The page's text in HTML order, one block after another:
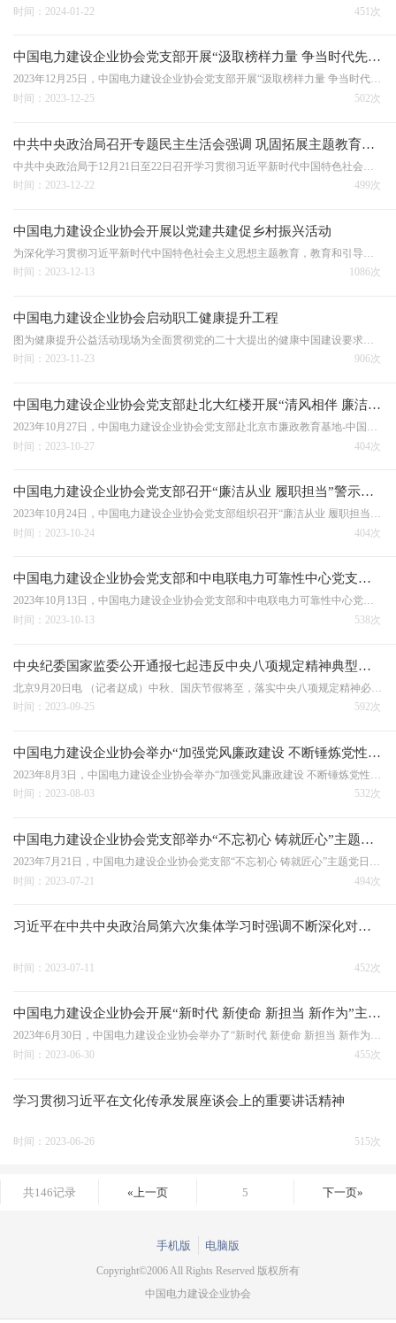
451次
时间：2024-01-22
中国电力建设企业协会党支部开展“汲取榜样力量 争当时代先锋”主题党日活动
2023年12月25日，中国电力建设企业协会党支部开展“汲取榜样力量 争当时代先锋”主题党日活动。中国电力建设企业协会会长、书记王思强主持会议并讲话，常务副会长、副书记、纪检委员王军，秘书长、组织委员祝慧萍，副秘书长白林杰及全体党员干部职工参加会议。会议传达了…
502次
时间：2023-12-25
中共中央政治局召开专题民主生活会强调 巩固拓展主题教育成果 为强国建设民族复兴伟业汇聚强大力量 中共中央总书记习近平主持会议并发表重要讲话
499次
时间：2023-12-22
中国电力建设企业协会开展以党建共建促乡村振兴活动
1086次
时间：2023-12-13
中国电力建设企业协会启动职工健康提升工程
图为健康提升公益活动现场为全面贯彻党的二十大提出的健康中国建设要求，践行《健康中国2030规划纲要》，中国电力建设企业协会充分发挥行业引领作用，应用互联网+思维，打造电力建设行业职工健康提升工程，搭建电力建设职工健康服务平台，为电力建设行业职工提供智能、精…
906次
时间：2023-11-23
中国电力建设企业协会党支部赴北大红楼开展“清风相伴 廉洁同行”主题党日活动
2023年10月27日，中国电力建设企业协会党支部赴北京市廉政教育基地-中国共产党早期北京革命纪念馆（简称北大红楼）举行“清风相伴 廉洁同行”主题党日活动。中国电力建设企业协会党支部组织委员祝慧萍领学《加强新时代廉洁文化建设》，全体党员干部走进北大红楼逐一参观蔡…
404次
时间：2023-10-27
中国电力建设企业协会党支部召开“廉洁从业 履职担当”警示教育月活动推进会
2023年10月24日，中国电力建设企业协会党支部组织召开“廉洁从业 履职担当”警示教育月活动推进会，深入学习贯彻党的二十大精神，认真贯彻落实全面从严治党要求，加强党风廉政建设，进一步提高干部职工的廉洁从业意识、履职担当能力。中国电力建设企业协会党支部书记王思…
404次
时间：2023-10-24
中国电力建设企业协会党支部和中电联电力可靠性中心党支部联合举办“廉洁从业 履职担当”主题党日活动
2023年10月13日，中国电力建设企业协会党支部和中电联电力可靠性中心党支部联合举办“廉洁从业 履职担当”主题党日活动。中国电力建设企业协会党支部文体委员尹松副会长领学《中国共产党廉洁自律准则》，通报了纪委典型案例，全体党员干部观看了廉洁警示教育片《坚如磐石…
538次
时间：2023-10-13
中央纪委国家监委公开通报七起违反中央八项规定精神典型问题
592次
时间：2023-09-25
中国电力建设企业协会举办“加强党风廉政建设 不断锤炼党性修养”主题党日活动
2023年8月3日，中国电力建设企业协会举办“加强党风廉政建设 不断锤炼党性修养”主题党日活动。活动学习第一议题《坚定不移推动健全全面从严治党体系》。中国电力建设企业协会会长、书记王思强主持活动并讲话。王思强指出，中国电力建设企业协会要深入落实“两个责任”，…
532次
时间：2023-08-03
中国电力建设企业协会党支部举办“不忘初心 铸就匠心”主题党日活动
2023年7月21日，中国电力建设企业协会党支部“不忘初心 铸就匠心”主题党日活动在北京举办。活动“第一议题”学习了《求是》杂志发表的习近平总书记重要文章《健全全面从严治党体系 推动新时代党的建设新的伟大工程向纵深发展》，纪检委员王军讲授题为《深刻理解“自我革…
494次
时间：2023-07-21
习近平在中共中央政治局第六次集体学习时强调不断深化对党的理论创新的规律性认识在新时代新征程上取得更为丰硕的理论创新成果
452次
时间：2023-07-11
中国电力建设企业协会开展“新时代 新使命 新担当 新作为”主题党日活动
2023年6月30日，中国电力建设企业协会举办了“新时代 新使命 新担当 新作为”主题党日活动。活动中，党员们集中学习了习近平总书记在文化传承发展座谈会的重要讲话精神并开展研讨交流，听取王思强书记讲授题为《中国式能源电力现代化建设的使命与担当》党课。王思强阐述了…
455次
时间：2023-06-30
学习贯彻习近平在文化传承发展座谈会上的重要讲话精神
515次
时间：2023-06-26
共146记录 «上一页 5 下一页»
手机版 电脑版
Copyright©2006 All Rights Reserved 版权所有
中国电力建设企业协会